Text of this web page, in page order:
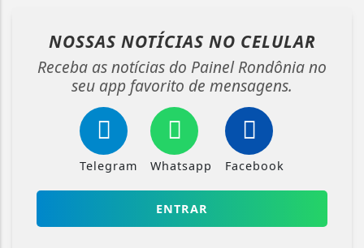
NOSSAS NOTÍCIAS NO CELULAR
Receba as notícias do Painel Rondônia no
seu app favorito de mensagens.
Telegram Whatsapp Facebook
ENTRAR